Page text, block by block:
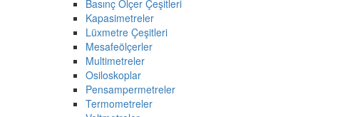
Basınç Ölçer Çeşitleri
Kapasimetreler
Lüxmetre Çeşitleri
Mesafeölçerler
Multimetreler
Osiloskoplar
Pensampermetreler
Termometreler